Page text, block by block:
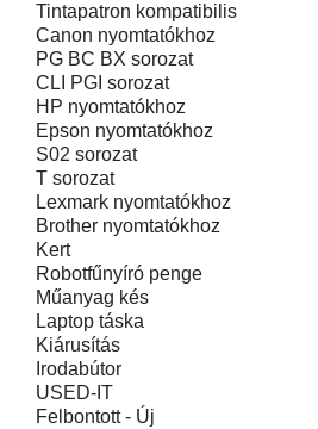
Tintapatron kompatibilis
Canon nyomtatókhoz
PG BC BX sorozat
CLI PGI sorozat
HP nyomtatókhoz
Epson nyomtatókhoz
S02 sorozat
T sorozat
Lexmark nyomtatókhoz
Brother nyomtatókhoz
Kert
Robotfűnyíró penge
Műanyag kés
Laptop táska
Kiárusítás
Irodabútor
USED-IT
Felbontott - Új